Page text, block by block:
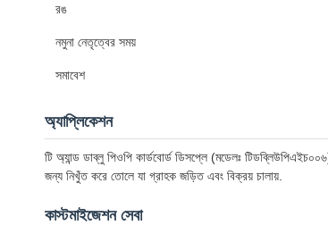
রঙ
নমুনা নেতৃত্বের সময়
সমাবেশ
অ্যাপ্লিকেশন
টি অ্যান্ড ডাব্লু পিওপি কার্ডবোর্ড ডিসপ্লে (মডেলঃ
জন্য নিখুঁত করে তোলে যা গ্রাহক জড়িত এবং বিক্রয় চালায়.
কাস্টমাইজেশন সেবা